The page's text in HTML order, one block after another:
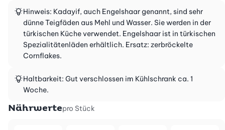
Hinweis: Kadayif, auch Engelshaar genannt, sind sehr
dünne Teigfäden aus Mehl und Wasser. Sie werden in der
türkischen Küche verwendet. Engelshaar ist in türkischen
Spezialitätenläden erhältlich. Ersatz: zerbröckelte
Cornflakes.
Haltbarkeit: Gut verschlossen im Kühlschrank ca. 1
Woche.
Nährwertepro Stück